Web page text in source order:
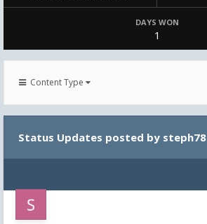
DAYS WON
1
Content Type
Status Updates posted by steph78